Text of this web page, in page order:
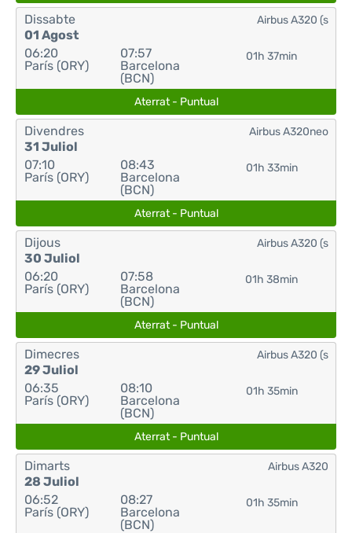
Dissabte
01 Agost
06:20
París (ORY)
07:57
Barcelona
(BCN)
01h 37min
Airbus A320 (s
Aterrat - Puntual
Divendres
31 Juliol
07:10
París (ORY)
08:43
Barcelona
(BCN)
01h 33min
Airbus A320neo
Aterrat - Puntual
Dijous
30 Juliol
06:20
París (ORY)
07:58
Barcelona
(BCN)
01h 38min
Airbus A320 (s
Aterrat - Puntual
Dimecres
29 Juliol
06:35
París (ORY)
08:10
Barcelona
(BCN)
01h 35min
Airbus A320 (s
Aterrat - Puntual
Dimarts
28 Juliol
06:52
París (ORY)
08:27
Barcelona
(BCN)
01h 35min
Airbus A320